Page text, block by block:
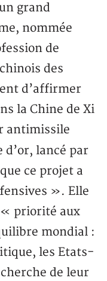
grand
nommée
de
des
d’affirmer
la Chine de Xi
antimissile
d’or, lancé par
ce projet a
». Elle
priorité aux
mondial :
les Etats-
de leur